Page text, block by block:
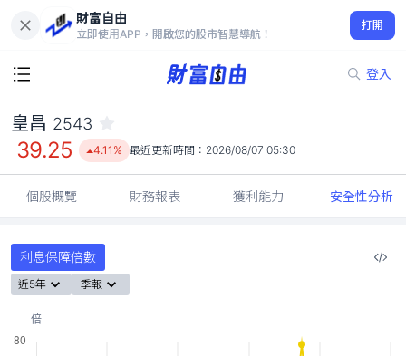
財富自由
立即使用APP，開啟您的股市智慧導航！
打開
登入
39.25
4.11%
皇昌 2543
39.25 4.11% 最近更新時間： 2026/08/07 05:30
個股概覽 財務報表 獲利能力 安全性分析
利息保障倍數
近5年 季報